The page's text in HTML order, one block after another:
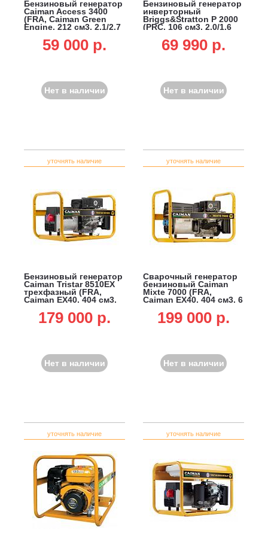
Бензиновый генератор
Caiman Access 3400
(FRA, Caiman Green
Engine, 212 см3, 2.1/2.7
59 000 p.
Нет в наличии
Бензиновый генератор
инверторный
Briggs&Stratton Р 2000
(PRC, 106 см3, 2.0/1.6
69 990 p.
Нет в наличии
уточнять наличие
Бензиновый генератор
Caiman Tristar 8510EX
трехфазный (FRA,
Caiman EX40, 404 см3,
179 000 p.
Нет в наличии
уточнять наличие
Сварочный генератор
бензиновый Caiman
Mixte 7000 (FRA,
Caiman EX40, 404 см3, 6
199 000 p.
Нет в наличии
уточнять наличие уточнять наличие